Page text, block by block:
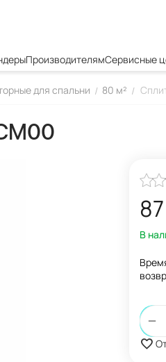
ПроизводителямСервисные
для спальни / 80 м² /
В
−